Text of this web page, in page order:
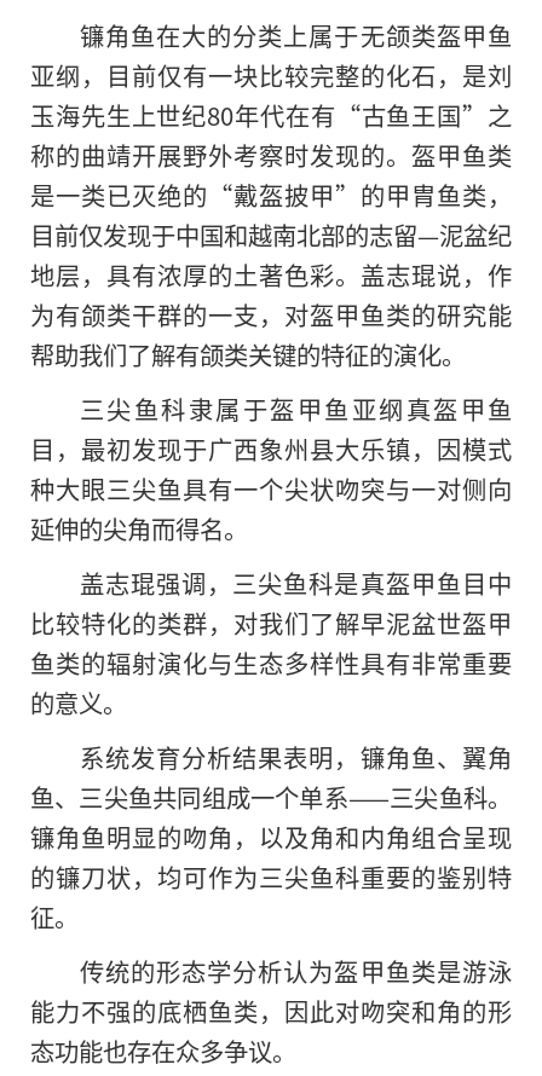
镰角鱼在大的分类上属于无颌类盔甲鱼
亚纲，目前仅有一块比较完整的化石，是刘
玉海先生上世纪80年代在有“古鱼王国”之
称的曲靖开展野外考察时发现的。盔甲鱼类
是一类已灭绝的“戴盔披甲”的甲胄鱼类，
目前仅发现于中国和越南北部的志留—泥盆纪
地层，具有浓厚的土著色彩。盖志琨说，作
为有颌类干群的一支，对盔甲鱼类的研究能
帮助我们了解有颌类关键的特征的演化。
三尖鱼科隶属于盔甲鱼亚纲真盔甲鱼
目，最初发现于广西象州县大乐镇，因模式
种大眼三尖鱼具有一个尖状吻突与一对侧向
延伸的尖角而得名。
盖志琨强调，三尖鱼科是真盔甲鱼目中
比较特化的类群，对我们了解早泥盆世盔甲
鱼类的辐射演化与生态多样性具有非常重要
的意义。
系统发育分析结果表明，镰角鱼、翼角
鱼、三尖鱼共同组成一个单系——三尖鱼科。
镰角鱼明显的吻角，以及角和内角组合呈现
的镰刀状，均可作为三尖鱼科重要的鉴别特
征。
传统的形态学分析认为盔甲鱼类是游泳
能力不强的底栖鱼类，因此对吻突和角的形
态功能也存在众多争议。